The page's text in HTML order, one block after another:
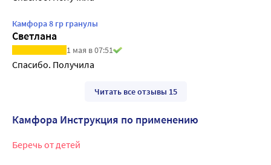
Камфора 8 гр гранулы
Светлана
1 мая в 07:51
Спасибо. Получила
Читать все отзывы 15
Камфора Инструкция по применению
Беречь от детей